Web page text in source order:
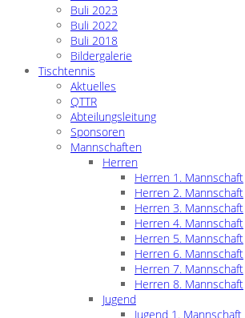
Buli 2023
Buli 2022
Buli 2018
Bildergalerie
Tischtennis
Aktuelles
QTTR
Abteilungsleitung
Sponsoren
Mannschaften
Herren
Herren 1. Mannschaft
Herren 2. Mannschaft
Herren 3. Mannschaft
Herren 4. Mannschaft
Herren 5. Mannschaft
Herren 6. Mannschaft
Herren 7. Mannschaft
Herren 8. Mannschaft
Jugend
Jugend 1. Mannschaft